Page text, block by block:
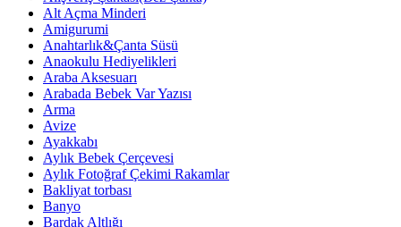
Alt Açma Minderi
Amigurumi
Anahtarlık&Çanta Süsü
Anaokulu Hediyelikleri
Araba Aksesuarı
Arabada Bebek Var Yazısı
Arma
Avize
Ayakkabı
Aylık Bebek Çerçevesi
Aylık Fotoğraf Çekimi Rakamlar
Bakliyat torbası
Banyo
Bardak Altlığı